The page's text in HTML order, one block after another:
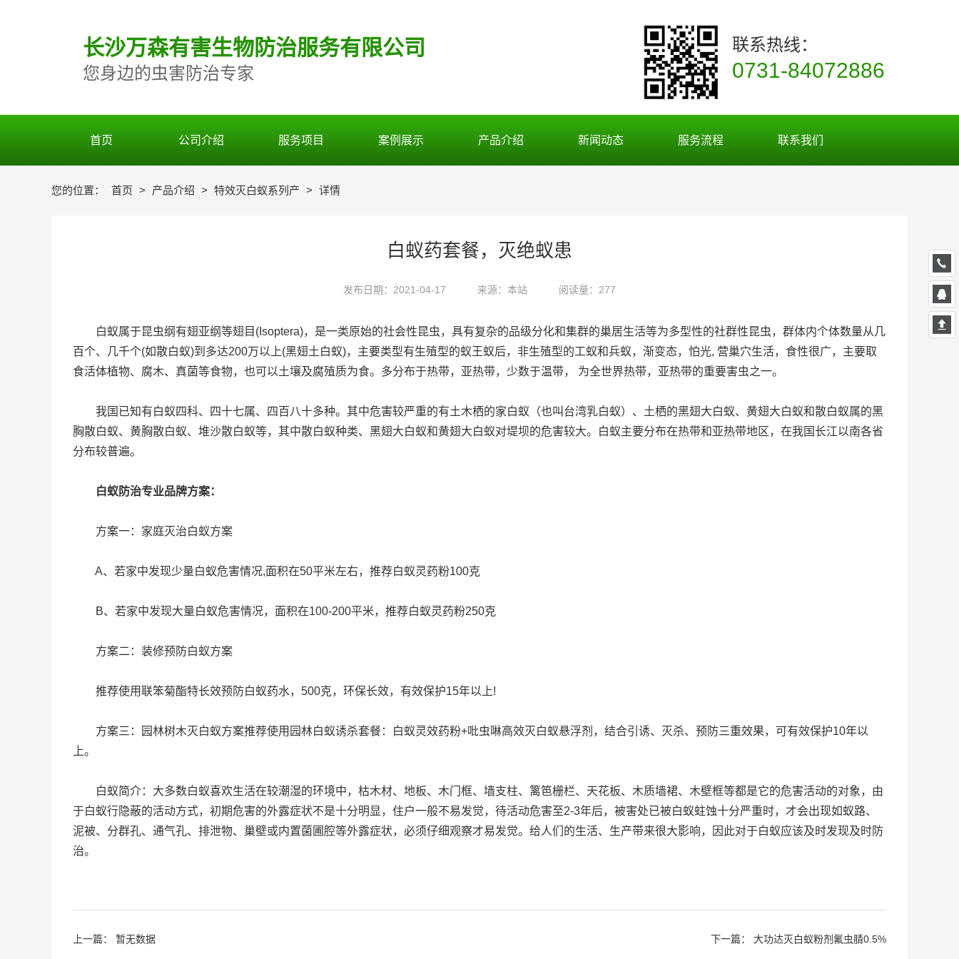
首页 公司介绍 服务项目 案例展示 产品介绍 新闻动态 服务流程 联系我们
联系热线：
长沙万森有害生物防治服务有限公司
您身边的虫害防治专家 0731-84072886
您的位置： 首页 > 产品介绍 > 特效灭白蚁系列产 > 详情
白蚁药套餐，灭绝蚁患
发布日期：2021-04-17 来源：本站 阅读量：277
白蚁属于昆虫纲有翅亚纲等翅目(Isoptera)，是一类原始的社会性昆虫，具有复杂的品级分化和集群的巢居生活等为多型性的社群性昆虫，群体内个体数量从几
百个、几千个(如散白蚁)到多达200万以上(黑翅土白蚁)，主要类型有生殖型的蚁王蚁后，非生殖型的工蚁和兵蚁，渐变态，怕光, 营巢穴生活，食性很广，主要取
食活体植物、腐木、真菌等食物，也可以土壤及腐殖质为食。多分布于热带，亚热带，少数于温带， 为全世界热带，亚热带的重要害虫之一。
我国已知有白蚁四科、四十七属、四百八十多种。其中危害较严重的有土木栖的家白蚁（也叫台湾乳白蚁）、土栖的黑翅大白蚁、黄翅大白蚁和散白蚁属的黑
胸散白蚁、黄胸散白蚁、堆沙散白蚁等，其中散白蚁种类、黑翅大白蚁和黄翅大白蚁对堤坝的危害较大。白蚁主要分布在热带和亚热带地区，在我国长江以南各省
分布较普遍。
白蚁防治专业品牌方案：
方案一：家庭灭治白蚁方案
A、若家中发现少量白蚁危害情况,面积在50平米左右，推荐白蚁灵药粉100克
B、若家中发现大量白蚁危害情况，面积在100-200平米，推荐白蚁灵药粉250克
方案二：装修预防白蚁方案
推荐使用联笨菊酯特长效预防白蚁药水，500克，环保长效，有效保护15年以上!
方案三：园林树木灭白蚁方案推荐使用园林白蚁诱杀套餐：白蚁灵效药粉+吡虫啉高效灭白蚁悬浮剂，结合引诱、灭杀、预防三重效果，可有效保护10年以
上。
白蚁简介：大多数白蚁喜欢生活在较潮湿的环境中，枯木材、地板、木门框、墙支柱、篱笆栅栏、天花板、木质墙裙、木壁框等都是它的危害活动的对象，由
于白蚁行隐蔽的活动方式，初期危害的外露症状不是十分明显，住户一般不易发觉，待活动危害至2-3年后，被害处已被白蚁蛀蚀十分严重时，才会出现如蚁路、
泥被、分群孔、通气孔、排泄物、巢壁或内置菌圃腔等外露症状，必须仔细观察才易发觉。给人们的生活、生产带来很大影响，因此对于白蚁应该及时发现及时防
治。
上一篇： 暂无数据 下一篇： 大功达灭白蚁粉剂氟虫腈0.5%